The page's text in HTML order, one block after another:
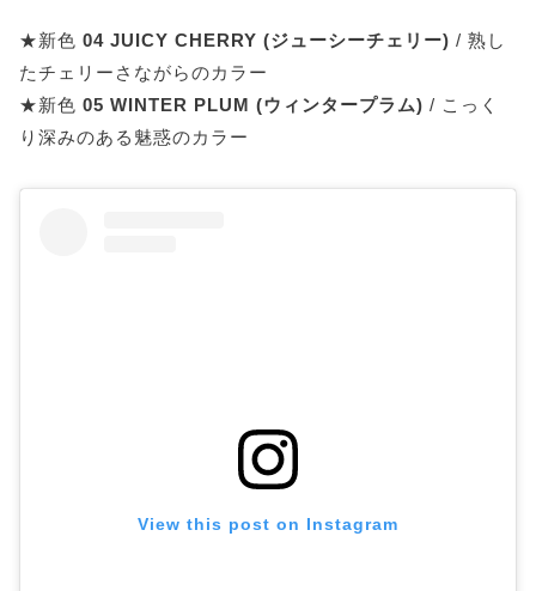
★新色 04 JUICY CHERRY (ジューシーチェリー) / 熟し
たチェリーさながらのカラー
★新色 05 WINTER PLUM (ウィンタープラム) / こっく
り深みのある魅惑のカラー
View this post on Instagram